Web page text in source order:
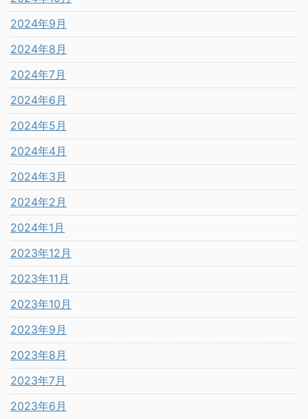
2024年9月
2024年8月
2024年7月
2024年6月
2024年5月
2024年4月
2024年3月
2024年2月
2024年1月
2023年12月
2023年11月
2023年10月
2023年9月
2023年8月
2023年7月
2023年6月